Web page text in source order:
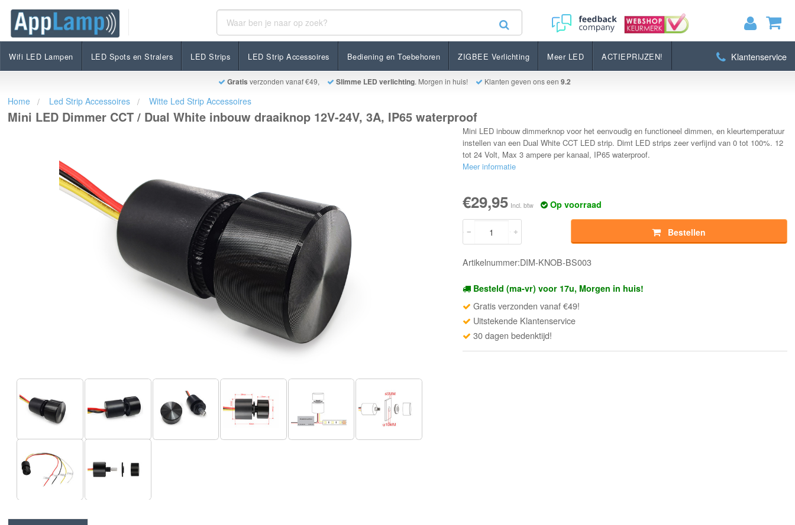
MIJN WINKELWAGEN
Wifi LED Lampen LED Spots en Stralers LED Strips LED Strip Accessoires Bediening en Toebehoren ZIGBEE Verlichting Meer LED ACTIEPRIJZEN! Klantenservice
Gratis verzonden vanaf €49, Slimme LED verlichting. Morgen in huis! Klanten geven ons een 9.2
Mini LED Dimmer CCT / Dual White inbouw draaiknop 12V-24V, 3A, IP65 waterproof
€29,95 Op voorraad
Bestellen
Home Led Strip Accessoires Witte Led Strip Accessoires
Mini LED Dimmer CCT / Dual White inbouw draaiknop 12V-24V, 3A, IP65 waterproof
Mini LED inbouw dimmerknop voor het eenvoudig en functioneel dimmen, en kleurtemperatuur
instellen van een Dual White CCT LED strip. Dimt LED strips zeer verfijnd van 0 tot 100%. 12
tot 24 Volt, Max 3 ampere per kanaal, IP65 waterproof.
Meer informatie
€29,95 Incl. btw Op voorraad
Bestellen
Artikelnummer:DIM-KNOB-BS003
Besteld (ma-vr) voor 17u, Morgen in huis!
Gratis verzonden vanaf €49!
Uitstekende Klantenservice
30 dagen bedenktijd!